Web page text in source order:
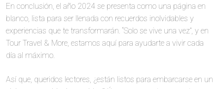
En conclusión, el año 2024 se presenta como una página en
blanco, lista para ser llenada con recuerdos inolvidables y
experiencias que te transformarán. “Solo se vive una vez”, y en
Tour Travel & More, estamos aquí para ayudarte a vivir cada
día al máximo.
Así que, queridos lectores, ¿están listos para embarcarse en un